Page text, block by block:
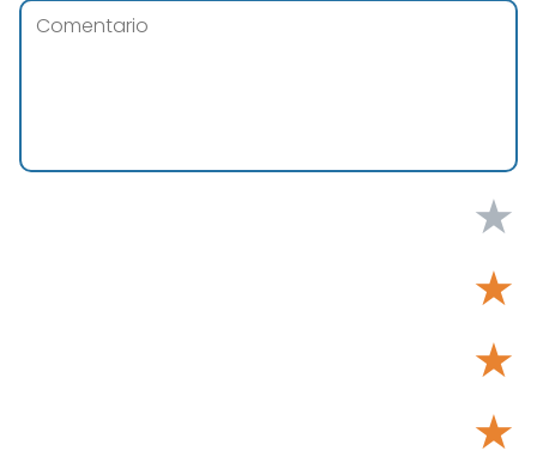
★
★
★
★